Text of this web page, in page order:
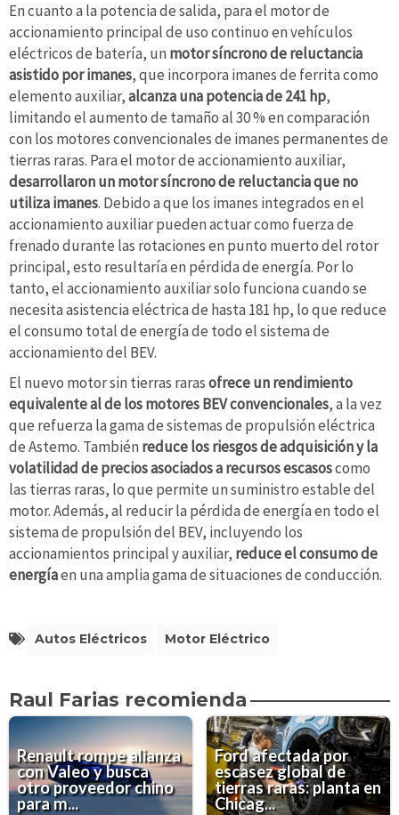
En cuanto a la potencia de salida, para el motor de
accionamiento principal de uso continuo en vehículos
eléctricos de batería, un motor síncrono de reluctancia
asistido por imanes, que incorpora imanes de ferrita como
elemento auxiliar,alcanza una potencia de 241 hp,
limitando el aumento de tamaño al 30 % en comparación
con los motores convencionales de imanes permanentes de
tierras raras. Para el motor de accionamiento auxiliar,
desarrollaron un motor síncrono de reluctancia que no
utiliza imanes. Debido a que los imanes integrados en el
accionamiento auxiliar pueden actuar como fuerza de
frenado durante las rotaciones en punto muerto del rotor
principal, esto resultaría en pérdida de energía. Por lo
tanto, el accionamiento auxiliar solo funciona cuando se
necesita asistencia eléctrica de hasta 181 hp, lo que reduce
el consumo total de energía de todo el sistema de
accionamiento del BEV.
El nuevo motor sin tierras rarasofrece un rendimiento
equivalente al de los motores BEV convencionales, a la vez
que refuerza la gama de sistemas de propulsión eléctrica
de Astemo. También reduce los riesgos de adquisición y la
volatilidad de precios asociados a recursos escasoscomo
las tierras raras, lo que permite un suministro estable del
motor. Además, al reducir la pérdida de energía en todo el
sistema de propulsión del BEV, incluyendo los
accionamientos principal y auxiliar, reduce el consumo de
energíaen una amplia gama de situaciones de conducción.
Autos Eléctricos Motor Eléctrico
Raul Farias recomienda
Renault rompe alianza
con Valeo y busca
otro proveedor chino
para m...
Ford afectada por
escasez global de
tierras raras: planta en
Chicag...